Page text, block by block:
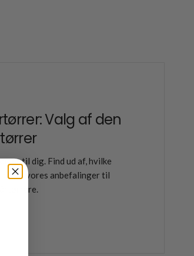
Valg af den
til dig. Find ud af, hvilke
og se vores anbefalinger til